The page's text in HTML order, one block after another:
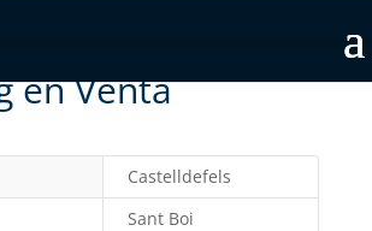
en Venta
Castelldefels
Sant Boi